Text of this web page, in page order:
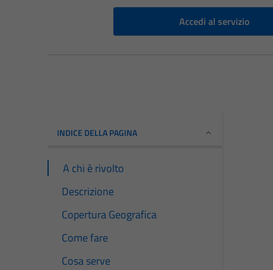
Accedi al servizio
INDICE DELLA PAGINA
A chi è rivolto
Descrizione
Copertura Geografica
Come fare
Cosa serve